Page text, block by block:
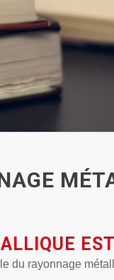
du rayonnage